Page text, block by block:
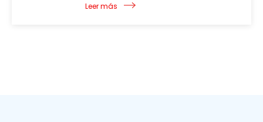
Leer más